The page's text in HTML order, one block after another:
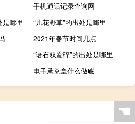
手机通话记录查询网
是哪里
“凡花野草”的出处是哪里
2021年春节时间几点
“语石双蛩碎”的出处是哪里
电子承兑拿什么做账
☚